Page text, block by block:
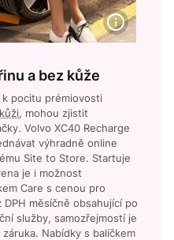
a bez kůže
pocitu prémiovosti
, mohou zjistit
Volvo XC40 Recharge
výhradně online
Site to Store. Startuje
je i možnost
Care s cenou pro
měsíčně obsahující po
služby, samozřejmostí je
Nabídky s balíčkem